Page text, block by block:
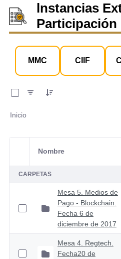
lnstancias
Participación
MMC CIIF
Inicio
Selección del elemento
Nombre
CARPETAS
Mesa 5. Medios de
Pago - Blockchain.
Fecha 6 de
diciembre de 2017
Mesa 4. Regtech.
Fecha20 de